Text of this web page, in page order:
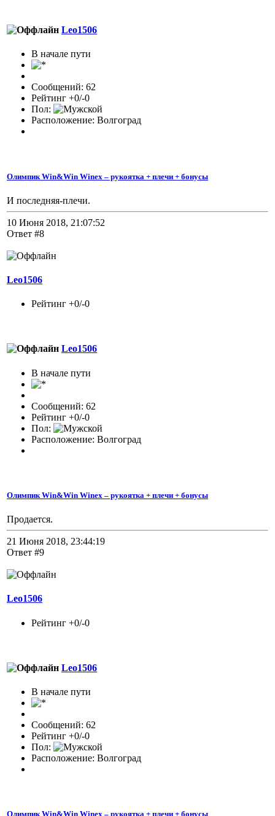
Leo1506
В начале пути
Сообщений: 62
Рейтинг +0/-0
Пол:
Расположение: Волгоград
Олимпик Win&Win Winex – рукоятка + плечи + бонусы
И последняя-плечи.
10 Июня 2018, 21:07:52
Ответ #8
Leo1506
Рейтинг +0/-0
Leo1506
В начале пути
Сообщений: 62
Рейтинг +0/-0
Пол:
Расположение: Волгоград
Олимпик Win&Win Winex – рукоятка + плечи + бонусы
Продается.
21 Июня 2018, 23:44:19
Ответ #9
Leo1506
Рейтинг +0/-0
Leo1506
В начале пути
Сообщений: 62
Рейтинг +0/-0
Пол:
Расположение: Волгоград
Олимпик Win&Win Winex – рукоятка + плечи + бонусы